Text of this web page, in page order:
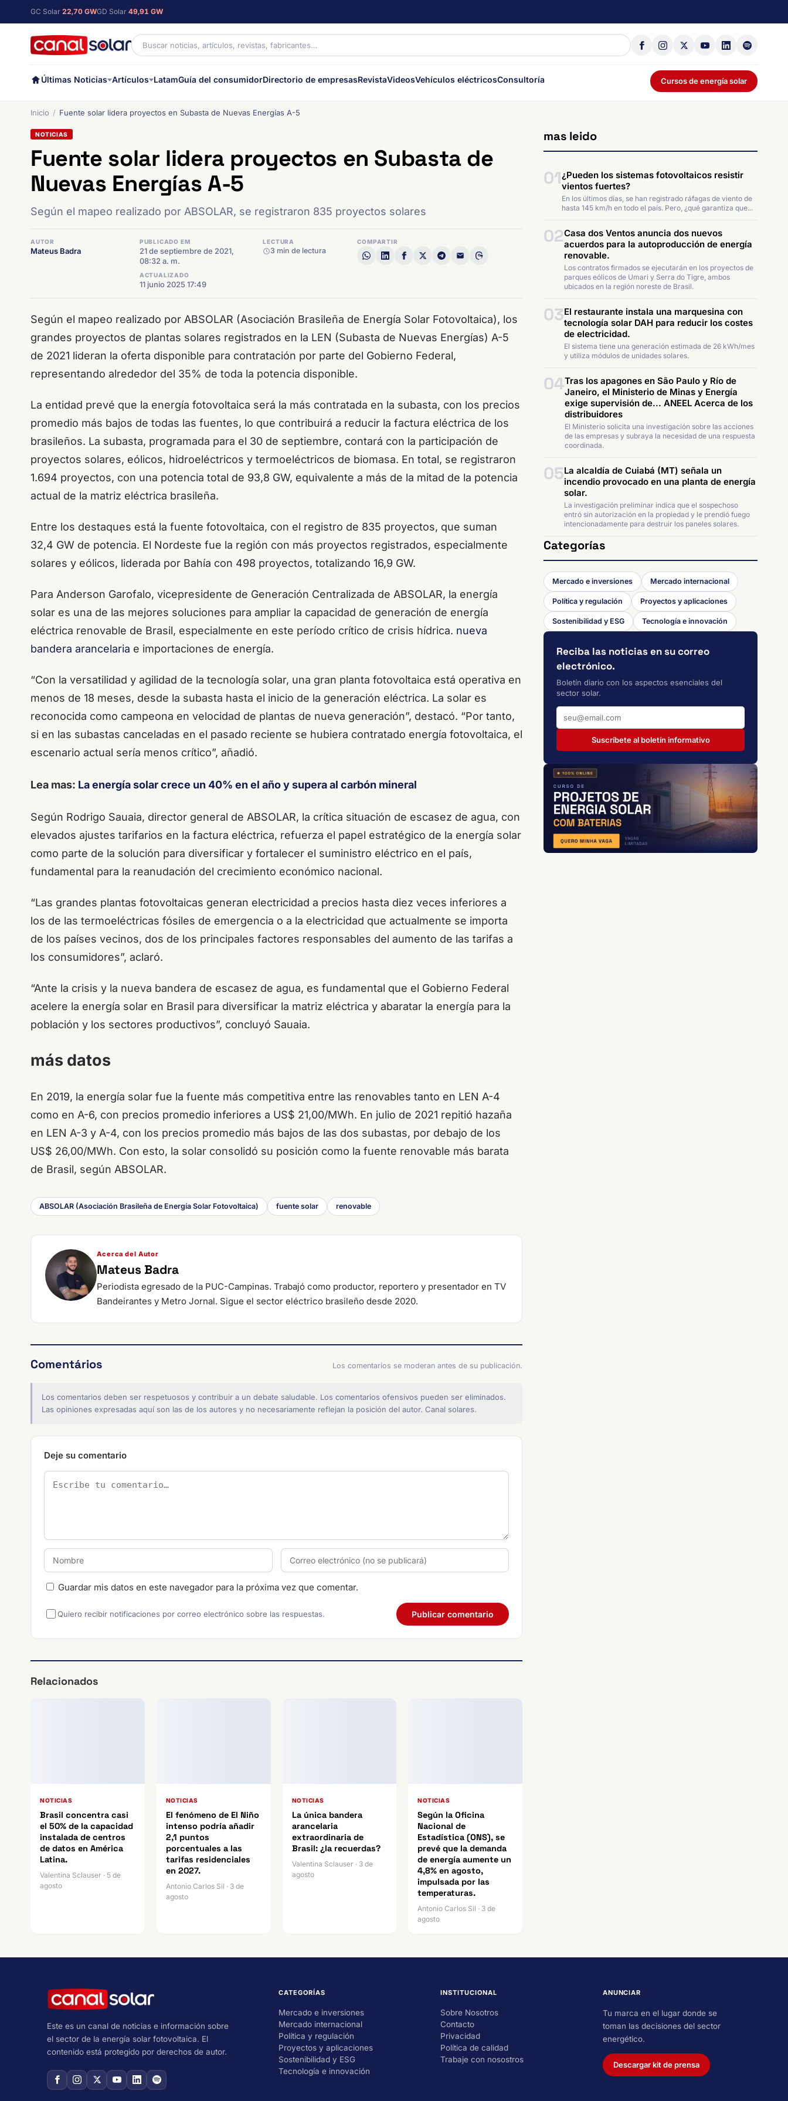
GC Solar 22,70 GWGD Solar 49,91 GW
Últimas Noticias Artículos LatamGuía del consumidorDirectorio de empresasRevistaVideosVehículos eléctricosConsultoría Cursos de energía solar
Inicio Fuente solar lidera proyectos en Subasta de Nuevas Energías A-5
NOTICIAS
Fuente solar lidera proyectos en Subasta de
Nuevas Energías A-5
Según el mapeo realizado por ABSOLAR, se registraron 835 proyectos solares
AUTOR
Mateus Badra
PUBLICADO EM
21 de septiembre de 2021,
08:32 a. m.
ACTUALIZADO
11 junio 2025 17:49
LECTURA
3 min de lectura
COMPARTIR
Según el mapeo realizado por ABSOLAR (Asociación Brasileña de Energía Solar Fotovoltaica), los
grandes proyectos de plantas solares registrados en la LEN (Subasta de Nuevas Energías) A-5
de 2021 lideran la oferta disponible para contratación por parte del Gobierno Federal,
representando alrededor del 35% de toda la potencia disponible.
La entidad prevé que la energía fotovoltaica será la más contratada en la subasta, con los precios
promedio más bajos de todas las fuentes, lo que contribuirá a reducir la factura eléctrica de los
brasileños. La subasta, programada para el 30 de septiembre, contará con la participación de
proyectos solares, eólicos, hidroeléctricos y termoeléctricos de biomasa. En total, se registraron
1.694 proyectos, con una potencia total de 93,8 GW, equivalente a más de la mitad de la potencia
actual de la matriz eléctrica brasileña.
Entre los destaques está la fuente fotovoltaica, con el registro de 835 proyectos, que suman
32,4 GW de potencia. El Nordeste fue la región con más proyectos registrados, especialmente
solares y eólicos, liderada por Bahía con 498 proyectos, totalizando 16,9 GW.
Para Anderson Garofalo, vicepresidente de Generación Centralizada de ABSOLAR, la energía
solar es una de las mejores soluciones para ampliar la capacidad de generación de energía
eléctrica renovable de Brasil, especialmente en este período crítico de crisis hídrica. nueva
bandera arancelaria e importaciones de energía.
“Con la versatilidad y agilidad de la tecnología solar, una gran planta fotovoltaica está operativa en
menos de 18 meses, desde la subasta hasta el inicio de la generación eléctrica. La solar es
reconocida como campeona en velocidad de plantas de nueva generación”, destacó. “Por tanto,
si en las subastas canceladas en el pasado reciente se hubiera contratado energía fotovoltaica, el
escenario actual sería menos crítico”, añadió.
Lea mas: La energía solar crece un 40% en el año y supera al carbón mineral
Según Rodrigo Sauaia, director general de ABSOLAR, la crítica situación de escasez de agua, con
elevados ajustes tarifarios en la factura eléctrica, refuerza el papel estratégico de la energía solar
como parte de la solución para diversificar y fortalecer el suministro eléctrico en el país,
fundamental para la reanudación del crecimiento económico nacional.
“Las grandes plantas fotovoltaicas generan electricidad a precios hasta diez veces inferiores a
los de las termoeléctricas fósiles de emergencia o a la electricidad que actualmente se importa
de los países vecinos, dos de los principales factores responsables del aumento de las tarifas a
los consumidores”, aclaró.
“Ante la crisis y la nueva bandera de escasez de agua, es fundamental que el Gobierno Federal
acelere la energía solar en Brasil para diversificar la matriz eléctrica y abaratar la energía para la
población y los sectores productivos”, concluyó Sauaia.
más datos
En 2019, la energía solar fue la fuente más competitiva entre las renovables tanto en LEN A-4
como en A-6, con precios promedio inferiores a US$ 21,00/MWh. En julio de 2021 repitió hazaña
en LEN A-3 y A-4, con los precios promedio más bajos de las dos subastas, por debajo de los
US$ 26,00/MWh. Con esto, la solar consolidó su posición como la fuente renovable más barata
de Brasil, según ABSOLAR.
ABSOLAR (Asociación Brasileña de Energía Solar Fotovoltaica) fuente solar renovable
Acerca del Autor
Mateus Badra
Periodista egresado de la PUC-Campinas. Trabajó como productor, reportero y presentador en TV
Bandeirantes y Metro Jornal. Sigue el sector eléctrico brasileño desde 2020.
Comentários Los comentarios se moderan antes de su publicación.
Los comentarios deben ser respetuosos y contribuir a un debate saludable. Los comentarios ofensivos pueden ser eliminados.
Las opiniones expresadas aquí son las de los autores y no necesariamente reflejan la posición del autor. Canal solares.
Deje su comentario
Guardar mis datos en este navegador para la próxima vez que comentar.
Quiero recibir notificaciones por correo electrónico sobre las respuestas.
Relacionados
NOTICIAS
Brasil concentra casi
el 50% de la capacidad
instalada de centros
de datos en América
Latina.
Valentina Sclauser · 5 de
agosto
NOTICIAS
El fenómeno de El Niño
intenso podría añadir
2,1 puntos
porcentuales a las
tarifas residenciales
en 2027.
Antonio Carlos Sil · 3 de
agosto
NOTICIAS
La única bandera
arancelaria
extraordinaria de
Brasil: ¿la recuerdas?
Valentina Sclauser · 3 de
agosto
NOTICIAS
Según la Oficina
Nacional de
Estadística (ONS), se
prevé que la demanda
de energía aumente un
4,8% en agosto,
impulsada por las
temperaturas.
Antonio Carlos Sil · 3 de
agosto
mas leido
01¿Pueden los sistemas fotovoltaicos resistir
vientos fuertes?
En los últimos días, se han registrado ráfagas de viento de
hasta 145 km/h en todo el país. Pero, ¿qué garantiza que...
02Casa dos Ventos anuncia dos nuevos
acuerdos para la autoproducción de energía
renovable.
Los contratos firmados se ejecutarán en los proyectos de
parques eólicos de Umari y Serra do Tigre, ambos
ubicados en la región noreste de Brasil.
03El restaurante instala una marquesina con
tecnología solar DAH para reducir los costes
de electricidad.
El sistema tiene una generación estimada de 26 kWh/mes
y utiliza módulos de unidades solares.
04Tras los apagones en São Paulo y Río de
Janeiro, el Ministerio de Minas y Energía
exige supervisión de... ANEEL Acerca de los
distribuidores
El Ministerio solicita una investigación sobre las acciones
de las empresas y subraya la necesidad de una respuesta
coordinada.
05La alcaldía de Cuiabá (MT) señala un
incendio provocado en una planta de energía
solar.
La investigación preliminar indica que el sospechoso
entró sin autorización en la propiedad y le prendió fuego
intencionadamente para destruir los paneles solares.
Categorías
Mercado e inversiones Mercado internacional
Política y regulación Proyectos y aplicaciones
Sostenibilidad y ESG Tecnología e innovación
Reciba las noticias en su correo
electrónico.
Boletín diario con los aspectos esenciales del
sector solar.
Suscríbete al boletín informativo
Este es un canal de noticias e información sobre
el sector de la energía solar fotovoltaica. El
contenido está protegido por derechos de autor.
CATEGORÍAS
Mercado e inversiones
Mercado internacional
Política y regulación
Proyectos y aplicaciones
Sostenibilidad y ESG
Tecnología e innovación
INSTITUCIONAL
Sobre Nosotros
Contacto
Privacidad
Política de calidad
Trabaje con nosostros
ANUNCIAR
Tu marca en el lugar donde se
toman las decisiones del sector
energético.
Descargar kit de prensa